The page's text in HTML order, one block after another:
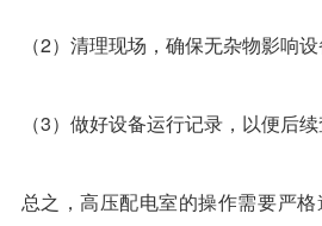
（2）清理现场，确保无杂物影响设
（3）做好设备运行记录，以便后续
总之，高压配电室的操作需要严